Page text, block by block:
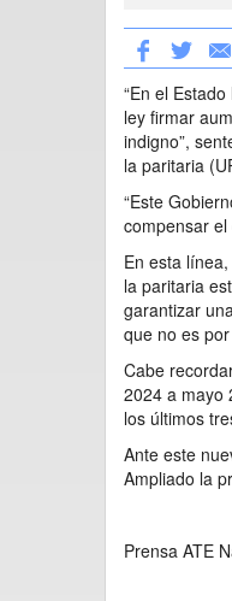
“En el
ley firmar
indigno”,
la paritaria
“Este
compensar el
En esta
la paritaria
garantizar
que no es
Cabe
2024 a mayo
los últimos
Ante este
Ampliado la
Prensa ATE